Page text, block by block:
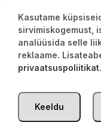
Kasutame
sirvimiskogemust,
analüüsida selle
reklaame.
privaatsuspoliitikat.
Keeldu